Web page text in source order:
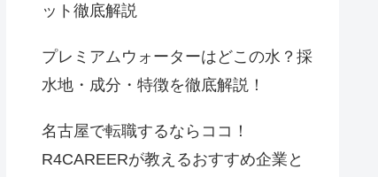
ット徹底解説
プレミアムウォーターはどこの水？採
水地・成分・特徴を徹底解説！
名古屋で転職するならココ！
R4CAREERが教えるおすすめ企業と